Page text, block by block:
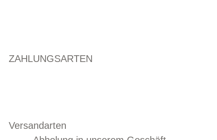
ZAHLUNGSARTEN
Versandarten